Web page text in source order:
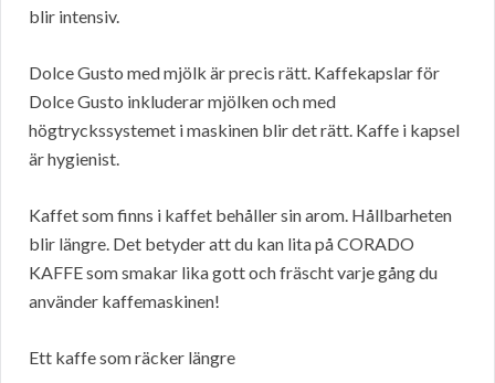
blir intensiv.
Dolce Gusto med mjölk är precis rätt. Kaffekapslar för
Dolce Gusto inkluderar mjölken och med
högtryckssystemet i maskinen blir det rätt. Kaffe i kapsel
är hygienist.
Kaffet som finns i kaffet behåller sin arom. Hållbarheten
blir längre. Det betyder att du kan lita på CORADO
KAFFE som smakar lika gott och fräscht varje gång du
använder kaffemaskinen!
Ett kaffe som räcker längre